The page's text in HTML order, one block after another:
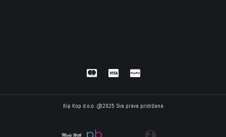
Kip Kop d.o.o. @2025 Sva prava pridržana